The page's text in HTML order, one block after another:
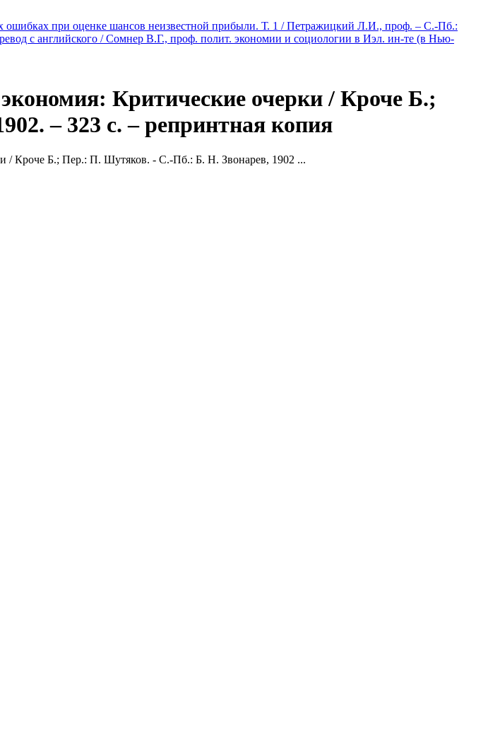
ошибках при оценке шансов неизвестной прибыли. Т. 1 / Петражицкий Л.И., проф. – С.-Пб.:
с английского / Сомнер В.Г., проф. полит. экономии и социологии в Иэл. ин-те (в Нью-
Критические очерки / Кроче Б.;
– 323 с. – репринтная копия
/ Кроче Б.; Пер.: П. Шутяков. - С.-Пб.: Б. Н. Звонарев, 1902 ...